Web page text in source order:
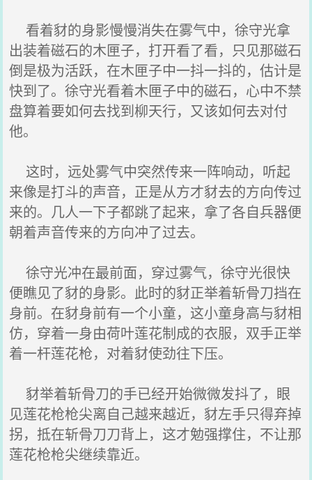
看着豺的身影慢慢消失在雾气中，徐守光拿
出装着磁石的木匣子，打开看了看，只见那磁石
倒是极为活跃，在木匣子中一抖一抖的，估计是
快到了。徐守光看着木匣子中的磁石，心中不禁
盘算着要如何去找到柳天行，又该如何去对付
他。
这时，远处雾气中突然传来一阵响动，听起
来像是打斗的声音，正是从方才豺去的方向传过
来的。几人一下子都跳了起来，拿了各自兵器便
朝着声音传来的方向冲了过去。
徐守光冲在最前面，穿过雾气，徐守光很快
便瞧见了豺的身影。此时的豺正举着斩骨刀挡在
身前。在豺身前有一个小童，这小童身高与豺相
仿，穿着一身由荷叶莲花制成的衣服，双手正举
着一杆莲花枪，对着豺使劲往下压。
豺举着斩骨刀的手已经开始微微发抖了，眼
见莲花枪枪尖离自己越来越近，豺左手只得弃掉
拐，抵在斩骨刀刀背上，这才勉强撑住，不让那
莲花枪枪尖继续靠近。